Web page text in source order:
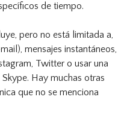
de tiempo.
pero no está limitada a,
mensajes instantáneos,
Twitter o usar una
Hay muchas otras
que no se menciona